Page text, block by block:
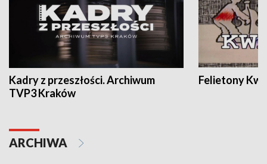
Kadry z przeszłości. Archiwum
TVP3 Kraków
Felietony
ARCHIWA